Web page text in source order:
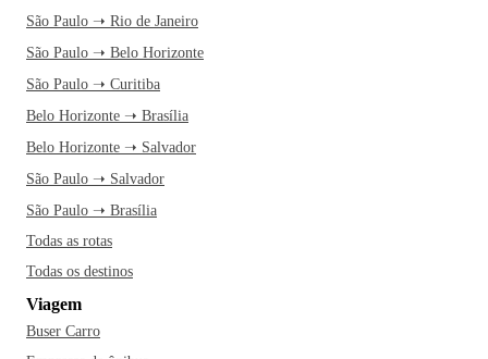
São Paulo ➝ Rio de Janeiro
São Paulo ➝ Belo Horizonte
São Paulo ➝ Curitiba
Belo Horizonte ➝ Brasília
Belo Horizonte ➝ Salvador
São Paulo ➝ Salvador
São Paulo ➝ Brasília
Todas as rotas
Todas os destinos
Viagem
Buser Carro